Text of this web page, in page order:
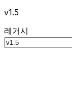
v1.5
레거시